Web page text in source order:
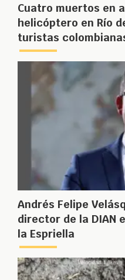
Cuatro muertos en
helicóptero en Río
turistas
Andrés Felipe
director de la DIAN
la Espriella